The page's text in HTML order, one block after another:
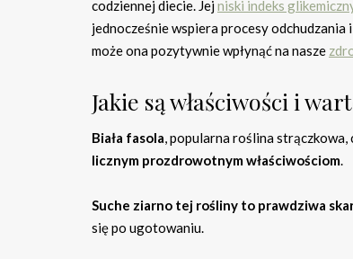
codziennej diecie. Jejniski indeks
jednocześnie wspiera procesy
może ona pozytywnie wpłynąć na nasze
Jakie są właściwości i
Biała fasola, popularna roślina strączkowa,
licznym prozdrowotnym właściwościom.
Suche ziarno tej rośliny to prawdziwa
się po ugotowaniu.